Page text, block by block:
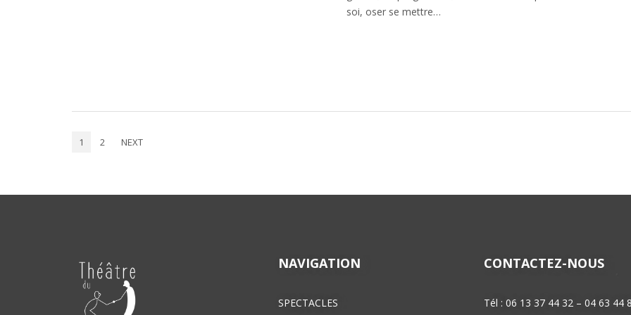
soi, oser se mettre…
1 2 NEXT
NAVIGATION
SPECTACLES
CONTACTEZ-NOUS
Tél : 06 13 37 44 32 – 04 63 44